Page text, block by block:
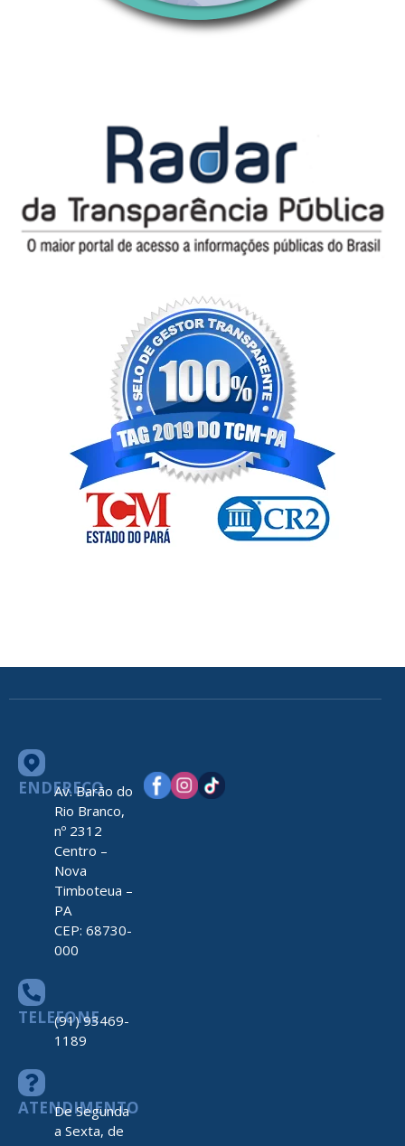
ENDEREÇO
Av. Barão do
Rio Branco,
nº 2312
Centro –
Nova
Timboteua –
PA
CEP: 68730-
000
TELEFONE
(91) 93469-
1189
ATENDIMENTO
De Segunda
a Sexta, de